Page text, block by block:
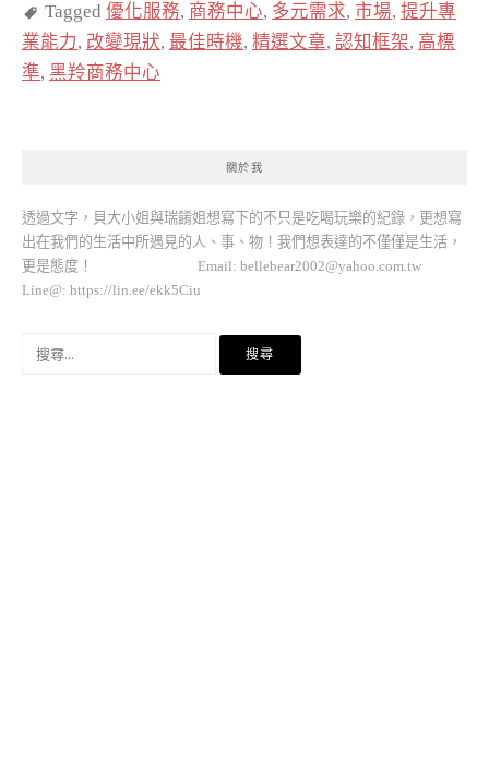
Tagged 優化服務, 商務中心, 多元需求, 市場, 提升專
業能力, 改變現狀, 最佳時機, 精選文章, 認知框架, 高標
準, 黑羚商務中心
關於我
透過文字，貝大小姐與瑞餚姐想寫下的不只是吃喝玩樂的紀錄，更想寫
出在我們的生活中所遇見的人、事、物！我們想表達的不僅僅是生活，
更是態度！ Email: bellebear2002@yahoo.com.tw
Line@: https://lin.ee/ekk5Ciu